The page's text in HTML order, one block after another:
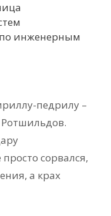
инженерным
педрилу –
сорвался,
а крах